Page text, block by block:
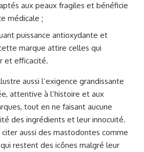
aux peaux fragiles et bénéficie
médicale ;
puissance antioxydante et
marque attire celles qui
et efficacité.
aussi l’exigence grandissante
attentive à l’histoire et aux
tout en ne faisant aucune
des ingrédients et leur innocuité.
aussi des mastodontes comme
restent des icônes malgré leur